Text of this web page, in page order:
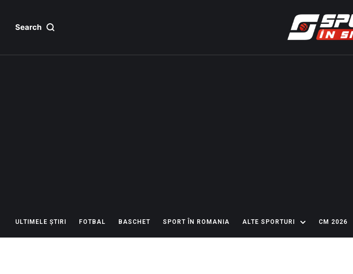
Search
ULTIMELE ȘTIRI FOTBAL BASCHET SPORT ÎN ROMANIA ALTE SPORTURI CM 2026